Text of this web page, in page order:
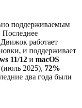
поддерживаемым
работает
и поддерживает
11/12 и macOS
2025), 72%
два года были